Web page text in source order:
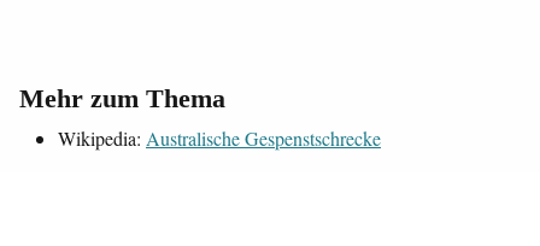
Mehr zum Thema
Wikipedia: Australische Gespenstschrecke